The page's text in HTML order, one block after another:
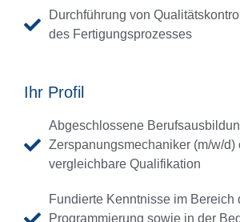
Durchführung von
des Fertigungsprozesses
Ihr Profil
Abgeschlossene
Zerspanungsmechaniker (m/w/d)
vergleichbare Qualifikation
Fundierte Kenntnisse im Bereich
Programmierung sowie in der